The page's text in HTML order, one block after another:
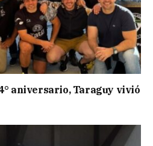
aniversario, Taraguy vivió